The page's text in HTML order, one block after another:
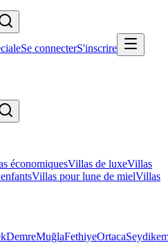
Se connecterS'inscrire
économiquesVillas de luxeVillas
Villas pour lune de mielVillas
DemreMuğlaFethiyeOrtaca